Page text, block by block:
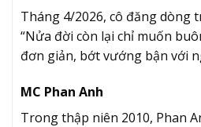
Tháng 4/2026, cô đăng dòng
“Nửa đời còn lại chỉ muốn
đơn giản, bớt vướng bận với
MC Phan Anh
Trong thập niên 2010, Phan